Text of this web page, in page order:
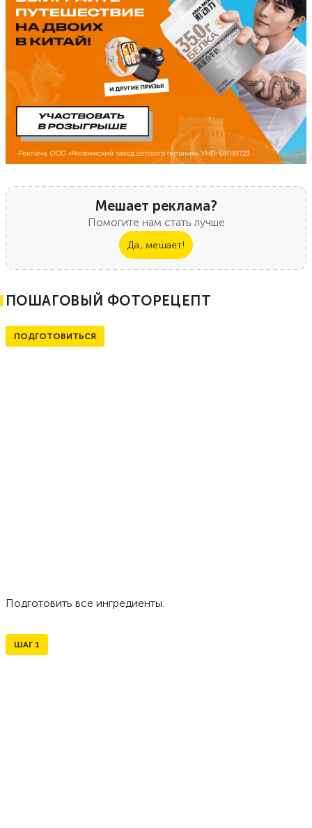
Мешает реклама?
Помогите нам стать лучше
Да, мешает!
ПОШАГОВЫЙ ФОТОРЕЦЕПТ
ПОДГОТОВИТЬСЯ
Подготовить все ингредиенты.
ШАГ 1